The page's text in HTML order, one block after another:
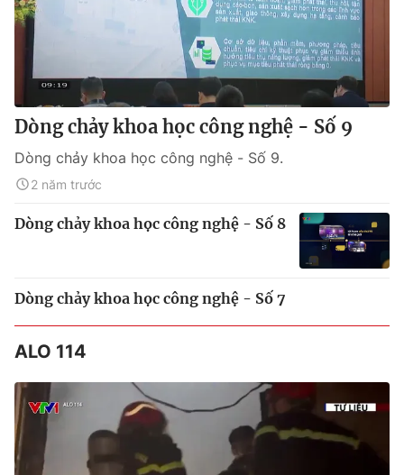
Dòng chảy khoa học công nghệ - Số 9
Dòng chảy khoa học công nghệ - Số 9.
2 năm trước
Dòng chảy khoa học công nghệ - Số 8
Dòng chảy khoa học công nghệ - Số 7
ALO 114